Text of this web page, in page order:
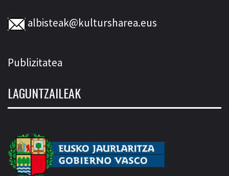
albisteak@kultursharea.eus
Publizitatea
LAGUNTZAILEAK